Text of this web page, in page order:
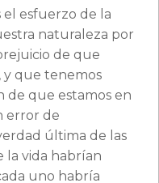
esfuerzo de la
naturaleza por
de que
y que tenemos
de que estamos en
error de
última de las
la vida habrían
uno habría